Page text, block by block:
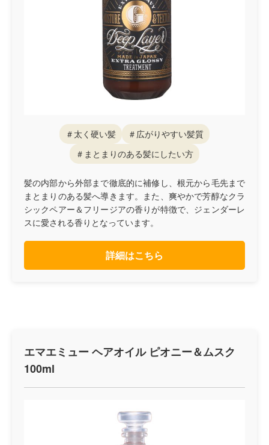
＃太く硬い髪
＃広がりやすい髪質
＃まとまりのある髪にしたい方
髪の内部から外部まで徹底的に補修し、根元から毛先まで
まとまりのある髪へ導きます。また、爽やかで芳醇なクラ
シックペアー＆フリージアの香りが特徴で、ジェンダーレ
スに愛される香りとなっています。
詳細はこちら
エマエミュー ヘアオイル ピオニー＆ムスク
100ml